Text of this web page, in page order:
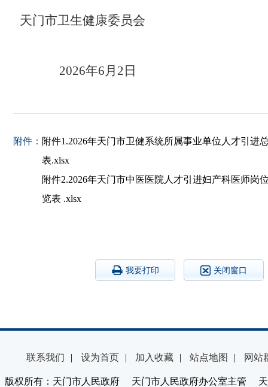
天门市卫生健康委员会
2026年6月2日
附件： 附件1.2026年天门市卫健系统所属事业单位人才引进
表.xlsx
附件2.2026年天门市中医医院人才引进妇产科医师岗
览表 .xlsx
我要打印 关闭窗口
联系我们 | 设为首页 | 加入收藏 | 站点地图 | 网站
版权所有：天门市人民政府 天门市人民政府办公室主管 天